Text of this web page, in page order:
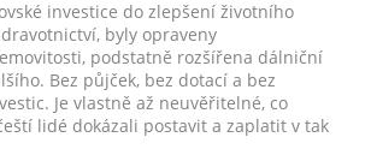
investice do zlepšení životního
byly opraveny
podstatně rozšířena dálniční
Bez půjček, bez dotací a bez
Je vlastně až neuvěřitelné, co
lidé dokázali postavit a zaplatit v tak